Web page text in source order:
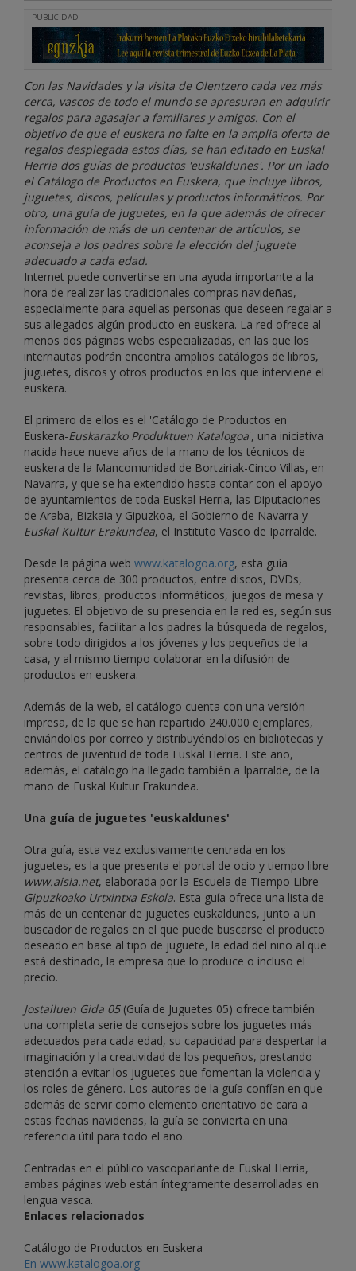
PUBLICIDAD
Con las Navidades y la visita de Olentzero cada vez más
cerca, vascos de todo el mundo se apresuran en adquirir
regalos para agasajar a familiares y amigos. Con el
objetivo de que el euskera no falte en la amplia oferta de
regalos desplegada estos días, se han editado en Euskal
Herria dos guías de productos 'euskaldunes'. Por un lado
el Catálogo de Productos en Euskera, que incluye libros,
juguetes, discos, películas y productos informáticos. Por
otro, una guía de juguetes, en la que además de ofrecer
información de más de un centenar de artículos, se
aconseja a los padres sobre la elección del juguete
adecuado a cada edad.
Internet puede convertirse en una ayuda importante a la
hora de realizar las tradicionales compras navideñas,
especialmente para aquellas personas que deseen regalar a
sus allegados algún producto en euskera. La red ofrece al
menos dos páginas webs especializadas, en las que los
internautas podrán encontra amplios catálogos de libros,
juguetes, discos y otros productos en los que interviene el
euskera.
El primero de ellos es el 'Catálogo de Productos en
Euskera-Euskarazko Produktuen Katalogoa', una iniciativa
nacida hace nueve años de la mano de los técnicos de
euskera de la Mancomunidad de Bortziriak-Cinco Villas, en
Navarra, y que se ha extendido hasta contar con el apoyo
de ayuntamientos de toda Euskal Herria, las Diputaciones
de Araba, Bizkaia y Gipuzkoa, el Gobierno de Navarra y
Euskal Kultur Erakundea, el Instituto Vasco de Iparralde.
Desde la página web www.katalogoa.org, esta guía
presenta cerca de 300 productos, entre discos, DVDs,
revistas, libros, productos informáticos, juegos de mesa y
juguetes. El objetivo de su presencia en la red es, según sus
responsables, facilitar a los padres la búsqueda de regalos,
sobre todo dirigidos a los jóvenes y los pequeños de la
casa, y al mismo tiempo colaborar en la difusión de
productos en euskera.
Además de la web, el catálogo cuenta con una versión
impresa, de la que se han repartido 240.000 ejemplares,
enviándolos por correo y distribuyéndolos en bibliotecas y
centros de juventud de toda Euskal Herria. Este año,
además, el catálogo ha llegado también a Iparralde, de la
mano de Euskal Kultur Erakundea.
Una guía de juguetes 'euskaldunes'
Otra guía, esta vez exclusivamente centrada en los
juguetes, es la que presenta el portal de ocio y tiempo libre
www.aisia.net, elaborada por la Escuela de Tiempo Libre
Gipuzkoako Urtxintxa Eskola. Esta guía ofrece una lista de
más de un centenar de juguetes euskaldunes, junto a un
buscador de regalos en el que puede buscarse el producto
deseado en base al tipo de juguete, la edad del niño al que
está destinado, la empresa que lo produce o incluso el
precio.
Jostailuen Gida 05(Guía de Juguetes 05) ofrece también
una completa serie de consejos sobre los juguetes más
adecuados para cada edad, su capacidad para despertar la
imaginación y la creatividad de los pequeños, prestando
atención a evitar los juguetes que fomentan la violencia y
los roles de género. Los autores de la guía confían en que
además de servir como elemento orientativo de cara a
estas fechas navideñas, la guía se convierta en una
referencia útil para todo el año.
Centradas en el público vascoparlante de Euskal Herria,
ambas páginas web están íntegramente desarrolladas en
lengua vasca.
Enlaces relacionados
Catálogo de Productos en Euskera
En www.katalogoa.org